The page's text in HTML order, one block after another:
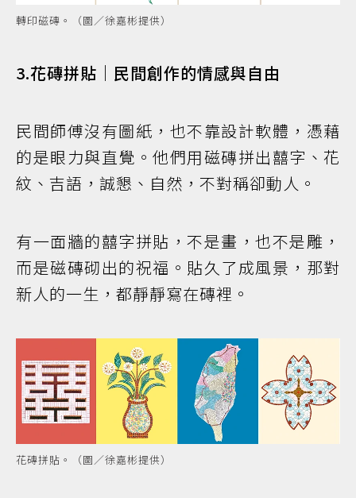
轉印磁磚。（圖／徐嘉彬提供）
3.花磚拼貼｜民間創作的情感與自由
民間師傅沒有圖紙，也不靠設計軟體，憑藉
的是眼力與直覺。他們用磁磚拼出囍字、花
紋、吉語，誠懇、自然，不對稱卻動人。
有一面牆的囍字拼貼，不是畫，也不是雕，
而是磁磚砌出的祝福。貼久了成風景，那對
新人的一生，都靜靜寫在磚裡。
花磚拼貼。（圖／徐嘉彬提供）